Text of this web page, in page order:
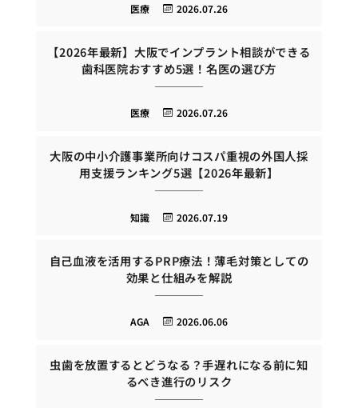
2026.07.26
医療
【2026年最新】大阪でインプラント相談ができる
歯科医院おすすめ5選！名医の選び方
2026.07.26
医療
大阪の中小介護事業所向けコスパ重視の外国人採
用支援ランキング5選【2026年最新】
2026.07.19
知識
自己血液を活用するPRP療法！薄毛対策としての
効果と仕組みを解説
2026.06.06
AGA
虫歯を放置するとどうなる？手遅れになる前に知
るべき進行のリスク